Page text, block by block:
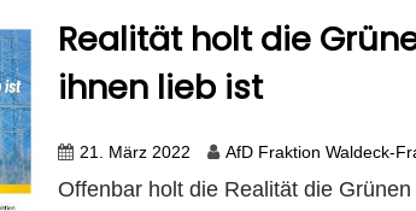
Realität holt die
ihnen lieb ist
21. März 2022 AfD Fraktion Waldeck-
Offenbar holt die Realität die